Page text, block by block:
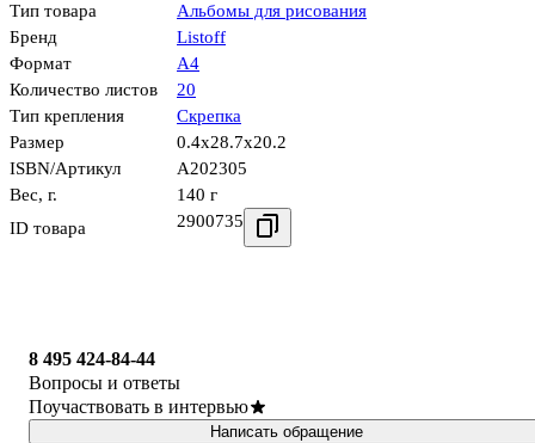
Тип товара
Альбомы для рисования
Бренд
Listoff
Формат
А4
Количество листов
20
Тип крепления
Скрепка
Размер
0.4x28.7x20.2
ISBN/Артикул
А202305
Вес, г.
140 г
ID товара
2900735
8 495 424-84-44
Вопросы и ответы
Поучаствовать в интервью
Написать обращение